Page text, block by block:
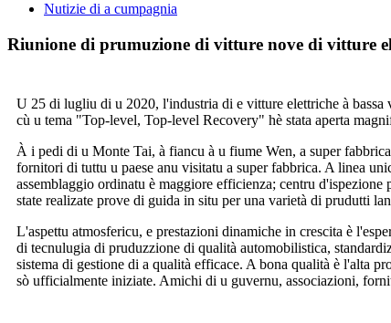
Nutizie di a cumpagnia
Riunione di prumuzione di vitture nove di vitture
U 25 di lugliu di u 2020, l'industria di e vitture elettriche à
cù u tema "Top-level, Top-level Recovery" hè stata aperta
À i pedi di u Monte Tai, à fiancu à u fiume Wen, a super
fornitori di tuttu u paese anu visitatu a super fabbrica. A linea
assemblaggio ordinatu è maggiore efficienza; centru
state realizate prove di guida in situ per una varietà di prudutti
L'aspettu atmosfericu, e prestazioni dinamiche in crescita è
di tecnulugia di pruduzzione di qualità automobilistica,
sistema di gestione di a qualità efficace. A bona qualità è l'alta
sò ufficialmente iniziate. Amichi di u guvernu, associazioni,